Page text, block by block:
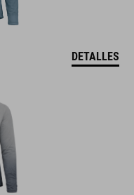
DETALLES